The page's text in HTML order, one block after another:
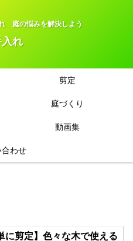
庭の悩みを解決しよう
れ
剪定
庭づくり
動画集
合わせ
に剪定】色々な木で使える